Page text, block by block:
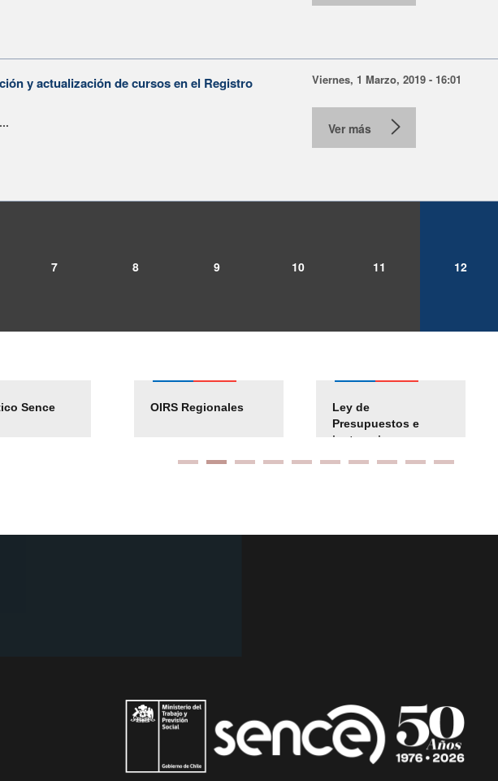
y actualización de cursos en el Registro
...
Viernes, 1 Marzo, 2019 - 16:01
Ver más
7 8 9 10 11 12
Sence
Audiencias
OIRS Regionales
Ley de
Presupuestos e
instrucciones